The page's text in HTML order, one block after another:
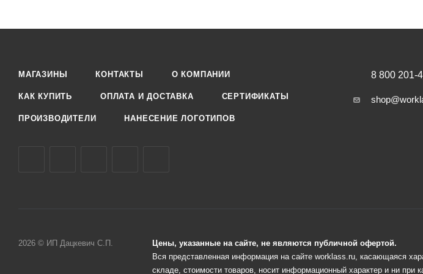
МАГАЗИНЫ КОНТАКТЫ О КОМПАНИИ
КАК КУПИТЬ ОПЛАТА И ДОСТАВКА СЕРТИФИКАТЫ
ПРОИЗВОДИТЕЛИ НАНЕСЕНИЕ ЛОГОТИПОВ
8 800 201-
2026 © ИП Дацкевич С.П.
Цены, указанные на сайте, не являются публичной офертой.
Вся представленная информация на сайте worklass.ru, касающаяся
складе, стоимости товаров, носит информационный характер и ни при